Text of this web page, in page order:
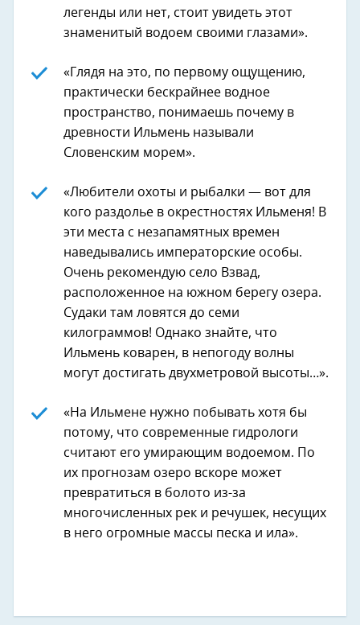
легенды или нет, стоит увидеть этот
знаменитый водоем своими глазами».
«Глядя на это, по первому ощущению,
практически бескрайнее водное
пространство, понимаешь почему в
древности Ильмень называли
Словенским морем».
«Любители охоты и рыбалки — вот для
кого раздолье в окрестностях Ильменя! В
эти места с незапамятных времен
наведывались императорские особы.
Очень рекомендую село Взвад,
расположенное на южном берегу озера.
Судаки там ловятся до семи
килограммов! Однако знайте, что
Ильмень коварен, в непогоду волны
могут достигать двухметровой высоты…».
«На Ильмене нужно побывать хотя бы
потому, что современные гидрологи
считают его умирающим водоемом. По
их прогнозам озеро вскоре может
превратиться в болото из-за
многочисленных рек и речушек, несущих
в него огромные массы песка и ила».